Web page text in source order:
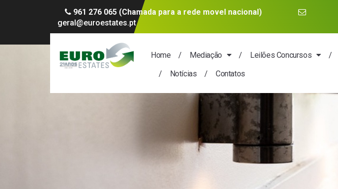
961 276 065 (Chamada para a rede movel nacional)
geral@euroestates.pt
Home Mediação Leilões Concursos
Notícias
Contatos